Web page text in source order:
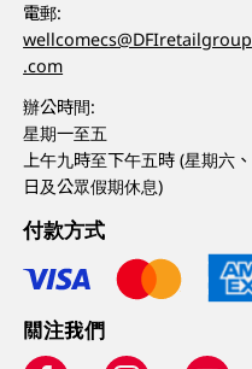
電郵:
wellcomecs@DFIretailgroup
.com
辦公時間:
星期一至五
上午九時至下午五時 (星期六、
日及公眾假期休息)
付款方式
關注我們